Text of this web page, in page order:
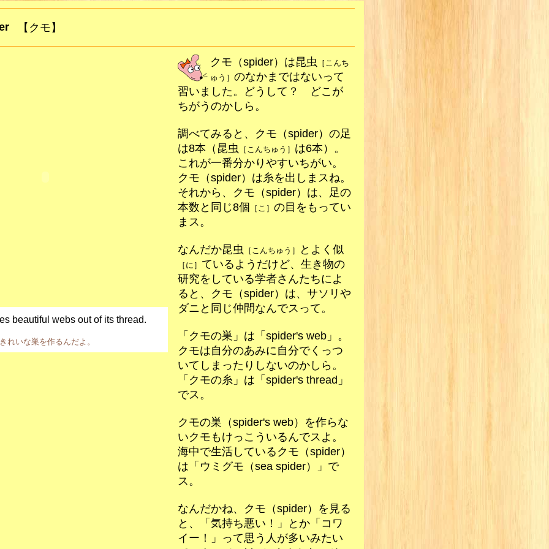
【クモ】
beautiful webs out of its thread.
れいな巣を作るんだよ。
クモ（spider）は昆虫 ［こんち
ゅう］ のなかまではないって
習いました。どうして？ どこが
ちがうのかしら。
調べてみると、クモ（spider）の足
は8本（昆虫 ［こんちゅう］ は6本）。
これが一番分かりやすいちがい。
クモ（spider）は糸を出しまスね。
それから、クモ（spider）は、足の
本数と同じ8個
［こ］ の目をもってい
まス。
なんだか昆虫 ［こんちゅう］ とよく似
［に］ ているようだけど、生き物の
研究をしている学者さんたちによ
ると、クモ（spider）は、サソリや
ダニと同じ仲間なんでスって。
「クモの巣」は「spider's web」。
クモは自分のあみに自分でくっつ
いてしまったりしないのかしら。
「クモの糸」は「spider's thread」
でス。
クモの巣（spider's web）を作らな
いクモもけっこういるんでスよ。
海中で生活しているクモ（spider）
は「ウミグモ（sea spider）」で
ス。
なんだかね、クモ（spider）を見る
と、「気持ち悪い！」とか「コワ
イー！」って思う人が多いみたい